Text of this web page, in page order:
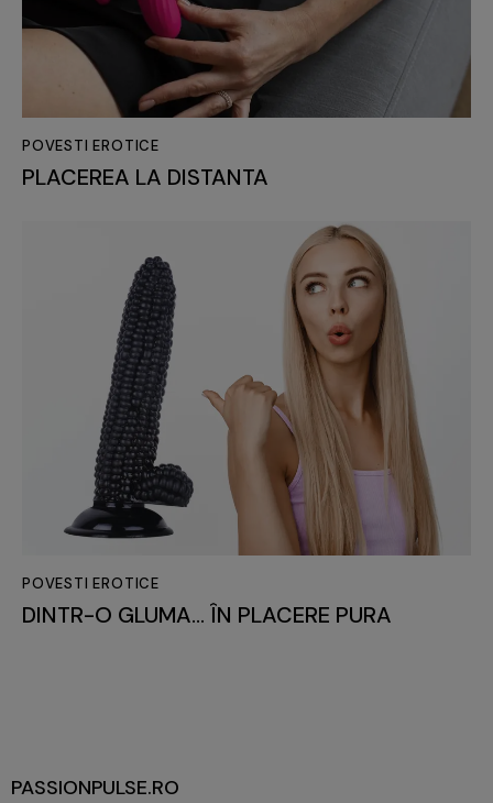
POVESTI EROTICE
PLACEREA LA DISTANTA
POVESTI EROTICE
DINTR-O GLUMA… ÎN PLACERE PURA
PASSIONPULSE.RO